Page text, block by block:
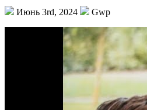
Июнь 3rd, 2024 Gwp